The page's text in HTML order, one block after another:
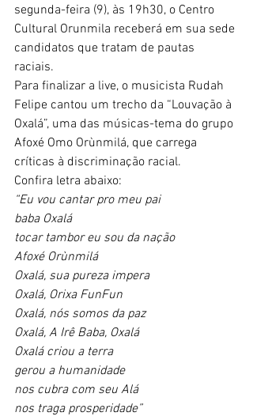
segunda-feira (9), às 19h30, o Centro
Cultural Orunmila receberá em sua sede
candidatos que tratam de pautas
raciais.
Para finalizar a live, o musicista Rudah
Felipe cantou um trecho da “Louvação à
Oxalá”, uma das músicas-tema do grupo
Afoxé Omo Orùnmilá, que carrega
críticas à discriminação racial.
Confira letra abaixo:
“Eu vou cantar pro meu pai
baba Oxalá
tocar tambor eu sou da nação
Afoxé Orùnmilá
Oxalá, sua pureza impera
Oxalá, Orixa FunFun
Oxalá, nós somos da paz
Oxalá, A Irê Baba, Oxalá
Oxalá criou a terra
gerou a humanidade
nos cubra com seu Alá
nos traga prosperidade”